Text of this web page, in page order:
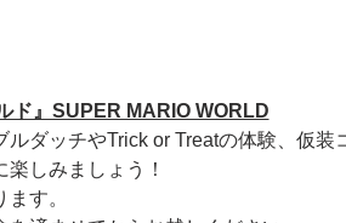
ド』SUPER MARIO WORLD
ダッチやTrick or Treatの体験、仮装
しみましょう！
す。